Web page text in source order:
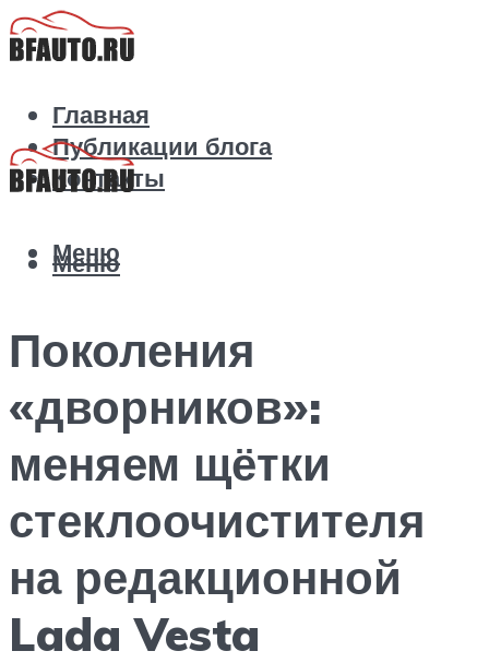
Главная
Публикации блога
Контакты
Меню
Меню
Поколения
«дворников»:
меняем щётки
стеклоочистителя
на редакционной
Lada Vesta